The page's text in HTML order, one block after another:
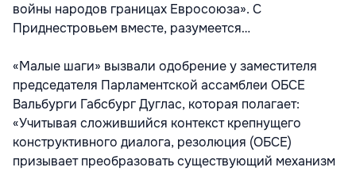
войны народов границах Евросоюза». С
Приднестровьем вместе, разумеется…
«Малые шаги» вызвали одобрение у заместителя
председателя Парламентской ассамблеи ОБСЕ
Вальбурги Габсбург Дуглас, которая полагает:
«Учитывая сложившийся контекст крепнущего
конструктивного диалога, резолюция (ОБСЕ)
призывает преобразовать существующий механизм